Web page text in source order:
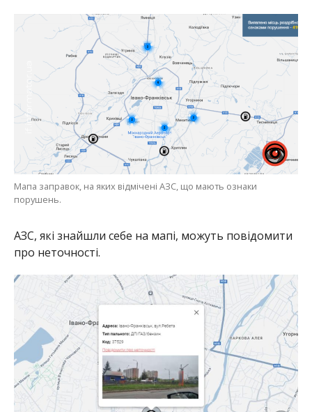
Мапа заправок, на яких відмічені АЗС, що мають ознаки
порушень.
АЗС, які знайшли себе на мапі, можуть повідомити
про неточності.